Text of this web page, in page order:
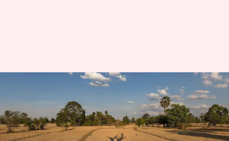
தமிழகம்: அடுத்த 7
நாட்களுக்கான வானிலை
முன்னறிவிப்பு
எழுதியவர் Sindhuja SM Mar 13, 2024 07:10 pm